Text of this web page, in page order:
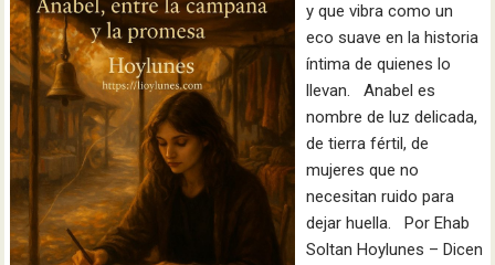
y que vibra como un
eco suave en la historia
íntima de quienes lo
llevan. Anabel es
nombre de luz delicada,
de tierra fértil, de
mujeres que no
necesitan ruido para
dejar huella. Por Ehab
Soltan Hoylunes – Dicen